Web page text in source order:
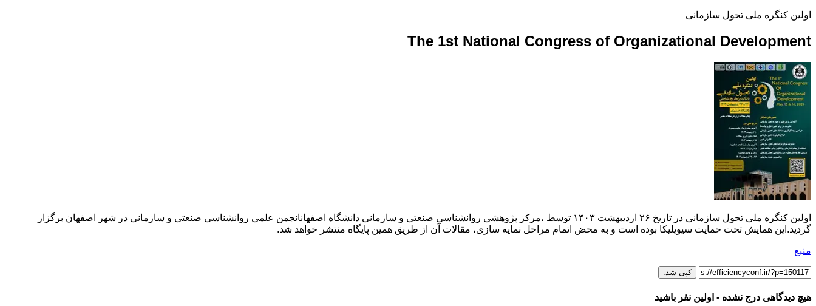
اولین کنگره ملی تحول سازمانی
The 1st National Congress of Organizational Development
اولین کنگره ملی تحول سازمانی در تاریخ ۲۶ اردیبهشت ۱۴۰۳ توسط ،مرکز پژوهشی روانشناسی صنعتی و سازمانی دانشگاه اصفهانانجمن علمی روانشناسی صنعتی و سازمانی در شهر اصفهان برگزار
گردید.این همایش تحت حمایت سیویلیکا بوده است و به محض اتمام مراحل نمایه سازی، مقالات آن از طریق همین پایگاه منتشر خواهد شد.
منبع
کپی شد.
هیچ دیدگاهی درج نشده - اولین نفر باشید